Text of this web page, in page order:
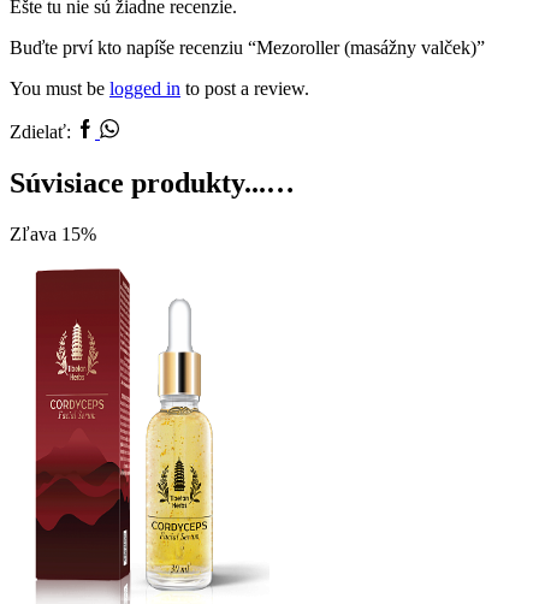
Ešte tu nie sú žiadne recenzie.
Buďte prví kto napíše recenziu “Mezoroller (masážny valček)”
You must be logged in to post a review.
Zdielať:
Súvisiace produkty...…
Zľava 15%